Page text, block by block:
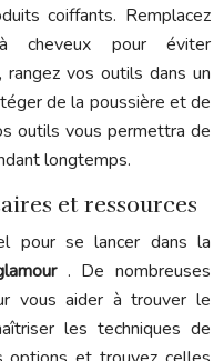
coiffants. Remplacez
cheveux pour éviter
rangez vos outils dans un
de la poussière et de
outils vous permettra de
longtemps.
et ressources
pour se lancer dans la
. De nombreuses
vous aider à trouver le
les techniques de